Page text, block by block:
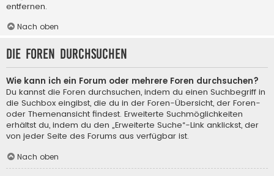
entfernen.
Nach oben
Die Foren durchsuchen
Wie kann ich ein Forum oder mehrere Foren durchsuchen?
Du kannst die Foren durchsuchen, indem du einen Suchbegriff in
die Suchbox eingibst, die du in der Foren-Übersicht, der Foren-
oder Themenansicht findest. Erweiterte Suchmöglichkeiten
erhältst du, indem du den „Erweiterte Suche“-Link anklickst, der
von jeder Seite des Forums aus verfügbar ist.
Nach oben